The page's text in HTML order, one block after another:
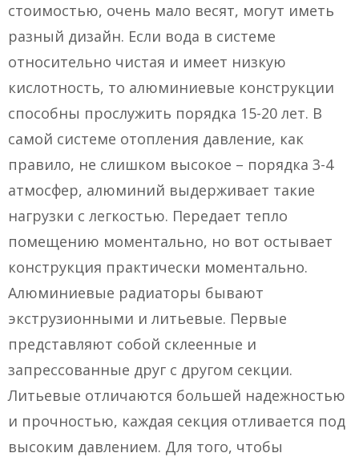
стоимостью, очень мало весят, могут иметь
разный дизайн. Если вода в системе
относительно чистая и имеет низкую
кислотность, то алюминиевые конструкции
способны прослужить порядка 15-20 лет. В
самой системе отопления давление, как
правило, не слишком высокое – порядка 3-4
атмосфер, алюминий выдерживает такие
нагрузки с легкостью. Передает тепло
помещению моментально, но вот остывает
конструкция практически моментально.
Алюминиевые радиаторы бывают
экструзионными и литьевые. Первые
представляют собой склеенные и
запрессованные друг с другом секции.
Литьевые отличаются большей надежностью
и прочностью, каждая секция отливается под
высоким давлением. Для того, чтобы